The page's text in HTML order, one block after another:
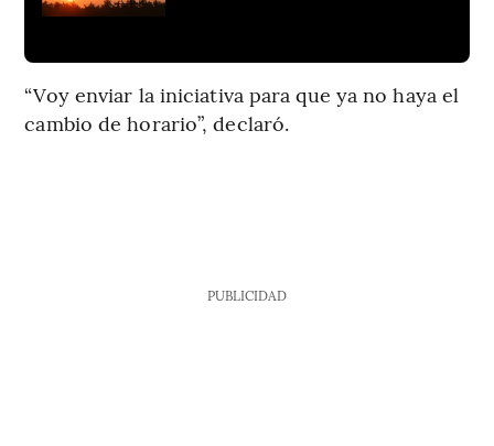
“Voy enviar la iniciativa para que ya no haya el
cambio de horario”, declaró.
PUBLICIDAD